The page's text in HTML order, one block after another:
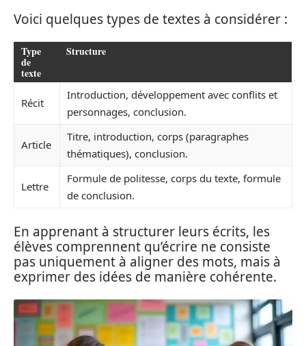
Voici quelques types de textes à considérer :
Type
de
texte
Structure
Récit
Introduction, développement avec conflits et
personnages, conclusion.
Article
Titre, introduction, corps (paragraphes
thématiques), conclusion.
Lettre
Formule de politesse, corps du texte, formule
de conclusion.
En apprenant à structurer leurs écrits, les
élèves comprennent qu’écrire ne consiste
pas uniquement à aligner des mots, mais à
exprimer des idées de manière cohérente.